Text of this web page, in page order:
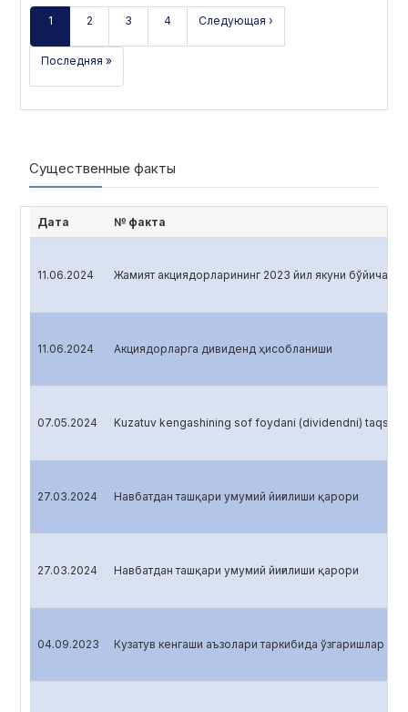
1 2 3 4 Следующая ›
Последняя »
Существенные факты
Дата № факта
11.06.2024 Жамият акциядорларининг 2023 йил якуни бўйича
11.06.2024 Акциядорларга дивиденд ҳисобланиши
07.05.2024 Kuzatuv kengashining sof foydani (dividendni)
27.03.2024 Навбатдан ташқари умумий йиғилиши қарори
27.03.2024 Навбатдан ташқари умумий йиғилиши қарори
04.09.2023 Кузатув кенгаши aъзолари таркибида ўзгаришлар